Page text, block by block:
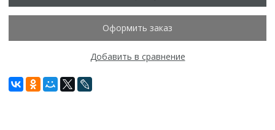
Оформить заказ
Добавить в сравнение